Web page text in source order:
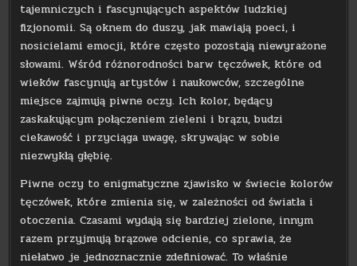
tajemniczych i fascynujących aspektów ludzkiej
fizjonomii. Są oknem do duszy, jak mawiają poeci, i
nosicielami emocji, które często pozostają niewyrażone
słowami. Wśród różnorodności barw tęczówek, które od
wieków fascynują artystów i naukowców, szczególne
miejsce zajmują piwne oczy. Ich kolor, będący
zaskakującym połączeniem zieleni i brązu, budzi
ciekawość i przyciąga uwagę, skrywając w sobie
niezwykłą głębię.
Piwne oczy to enigmatyczne zjawisko w świecie kolorów
tęczówek, które zmienia się, w zależności od światła i
otoczenia. Czasami wydają się bardziej zielone, innym
razem przyjmują brązowe odcienie, co sprawia, że
niełatwo je jednoznacznie zdefiniować. To właśnie